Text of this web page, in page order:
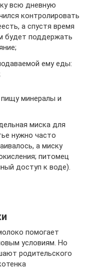
всю дневную
контролировать
а спустя время
будет поддержать
ему еды:
минералы и
миска для
нужно часто
а миску
питомец
доступ к воде).
помогает
условиям. Но
родительского